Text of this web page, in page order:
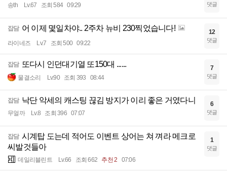
송th Lv.67 조회 584 09:29 댓글
잡담 어 이제 몇일차야.. 2주차 뉴비 230찍었습니다!
라이네즈 Lv.7 조회 500 09:22
12
댓글
잡담 또다시 인던대기열 또150대 ......
물결소리 Lv.90 조회 393 08:44
7
댓글
잡담 낙단 악세의 캐스팅 끊김 방지가 이리 좋은 거였다니
무얼까 Lv.8 조회 396 07:07
6
댓글
잡담 시계탑 도는데 적어도 이벤트 상어는 쳐 껴라 메크로
씨발것들아
데일리블린트 Lv.66 조회 662 추천 2 07:06
1
댓글